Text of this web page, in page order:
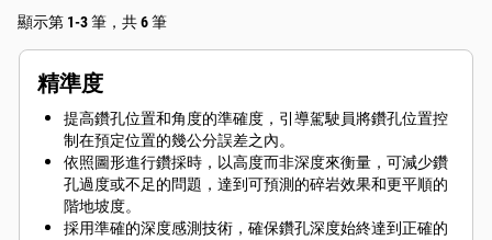
顯示第 1-3 筆，共 6 筆
精準度
提高鑽孔位置和角度的準確度，引導駕駛員將鑽孔位置控
制在預定位置的幾公分誤差之內。
依照圖形進行鑽採時，以高度而非深度來衡量，可減少鑽
孔過度或不足的問題，達到可預測的碎岩效果和更平順的
階地坡度。
採用準確的深度感測技術，確保鑽孔深度始終達到正確的